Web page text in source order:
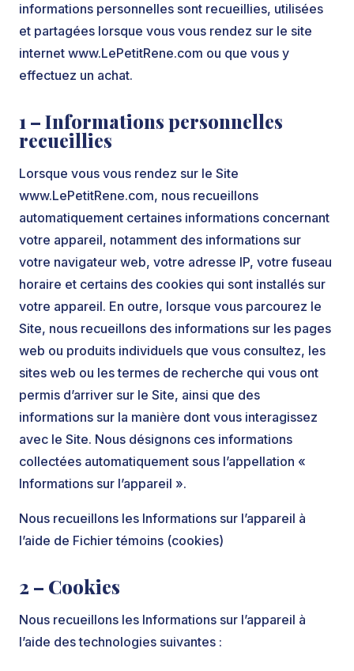
informations personnelles sont recueillies, utilisées
et partagées lorsque vous vous rendez sur le site
internet www.LePetitRene.com ou que vous y
effectuez un achat.
1 – Informations personnelles
recueillies
Lorsque vous vous rendez sur le Site
www.LePetitRene.com, nous recueillons
automatiquement certaines informations concernant
votre appareil, notamment des informations sur
votre navigateur web, votre adresse IP, votre fuseau
horaire et certains des cookies qui sont installés sur
votre appareil. En outre, lorsque vous parcourez le
Site, nous recueillons des informations sur les pages
web ou produits individuels que vous consultez, les
sites web ou les termes de recherche qui vous ont
permis d’arriver sur le Site, ainsi que des
informations sur la manière dont vous interagissez
avec le Site. Nous désignons ces informations
collectées automatiquement sous l’appellation «
Informations sur l’appareil ».
Nous recueillons les Informations sur l’appareil à
l’aide de Fichier témoins (cookies)
2 – Cookies
Nous recueillons les Informations sur l’appareil à
l’aide des technologies suivantes :